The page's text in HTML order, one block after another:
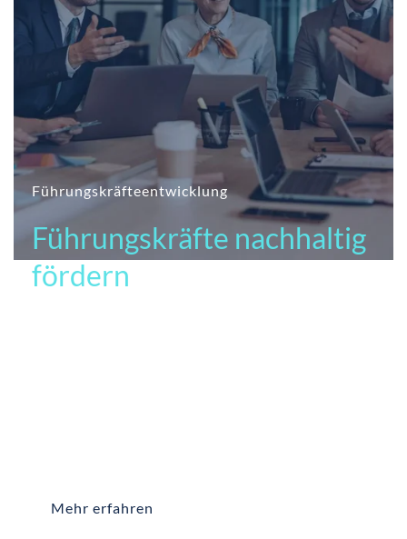
Führungskräfteentwicklung
Führungskräfte nachhaltig
fördern
Mehr erfahren